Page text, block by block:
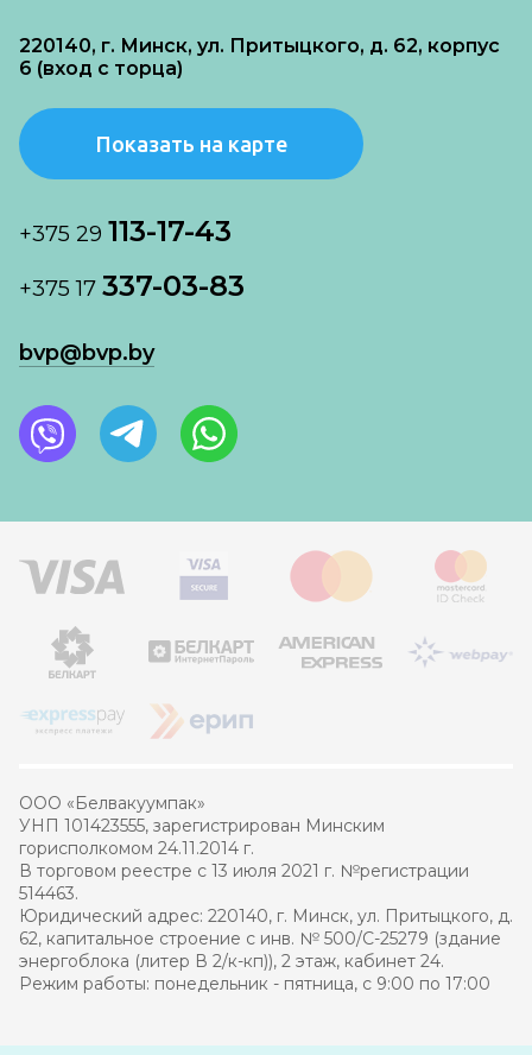
220140, г. Минск, ул. Притыцкого, д. 62, корпус
6 (вход с торца)
Показать на карте
+375 29 113-17-43
+375 17 337-03-83
bvp@bvp.by
ООО «Белвакуумпак»
УНП 101423555, зарегистрирован Минским
горисполкомом 24.11.2014 г.
В торговом реестре с 13 июля 2021 г. №регистрации
514463.
Юридический адрес: 220140, г. Минск, ул. Притыцкого, д.
62, капитальное строение с инв. № 500/С-25279 (здание
энергоблока (литер В 2/к-кп)), 2 этаж, кабинет 24.
Режим работы: понедельник - пятница, с 9:00 по 17:00